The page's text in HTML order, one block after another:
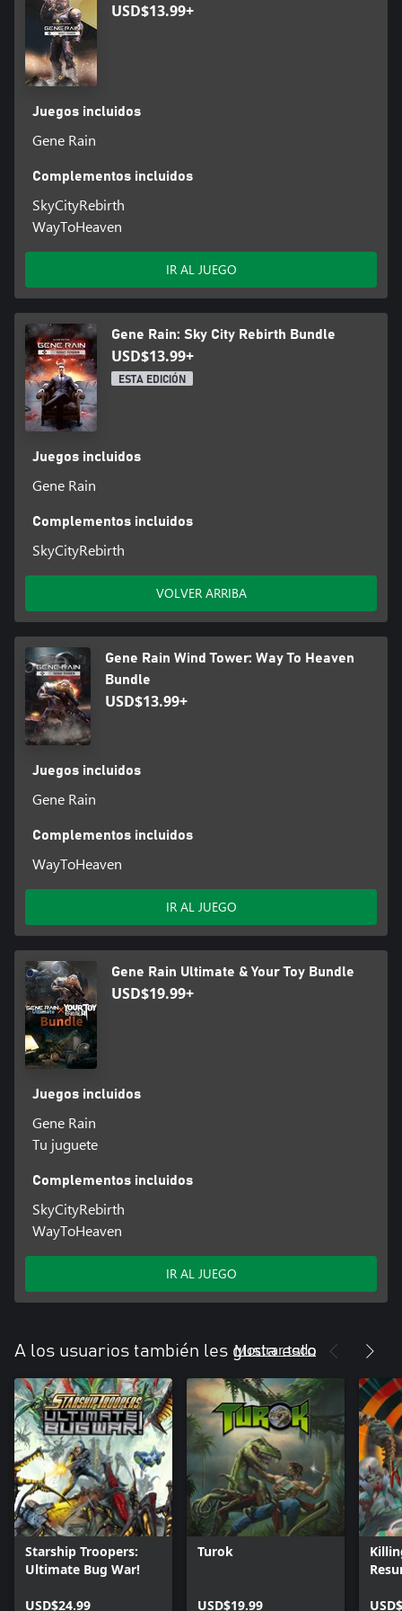
USD$13.99+
Juegos incluidos
Gene Rain
Complementos incluidos
SkyCityRebirth
WayToHeaven
IR AL JUEGO
Gene Rain: Sky City Rebirth Bundle
USD$13.99+
ESTA EDICIÓN
Juegos incluidos
Gene Rain
Complementos incluidos
SkyCityRebirth
VOLVER ARRIBA
Gene Rain Wind Tower: Way To Heaven
Bundle
USD$13.99+
Juegos incluidos
Gene Rain
Complementos incluidos
WayToHeaven
IR AL JUEGO
Gene Rain Ultimate & Your Toy Bundle
USD$19.99+
Juegos incluidos
Gene Rain
Tu juguete
Complementos incluidos
SkyCityRebirth
WayToHeaven
IR AL JUEGO
A los usuarios también les gusta esto
Mostrar todo
Starship Troopers:
Ultimate Bug War!
USD$24.99
Turok
USD$19.99